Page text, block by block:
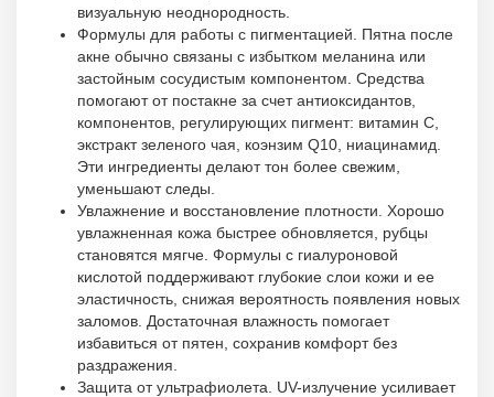
визуальную неоднородность.
Формулы для работы с пигментацией. Пятна после
акне обычно связаны с избытком меланина или
застойным сосудистым компонентом. Средства
помогают от постакне за счет антиоксидантов,
компонентов, регулирующих пигмент: витамин С,
экстракт зеленого чая, коэнзим Q10, ниацинамид.
Эти ингредиенты делают тон более свежим,
уменьшают следы.
Увлажнение и восстановление плотности. Хорошо
увлажненная кожа быстрее обновляется, рубцы
становятся мягче. Формулы с гиалуроновой
кислотой поддерживают глубокие слои кожи и ее
эластичность, снижая вероятность появления новых
заломов. Достаточная влажность помогает
избавиться от пятен, сохранив комфорт без
раздражения.
Защита от ультрафиолета. UV-излучение усиливает